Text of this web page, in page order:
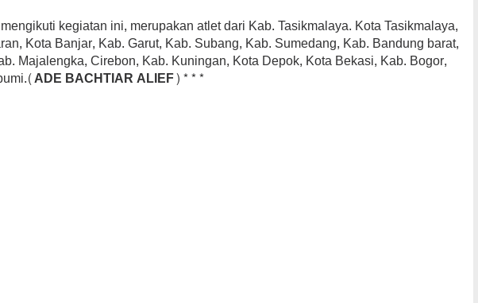
kegiatan ini, merupakan atlet dari Kab. Tasikmalaya. Kota Tasikmalaya,
Kota Banjar, Kab. Garut, Kab. Subang, Kab. Sumedang, Kab. Bandung barat,
Majalengka, Cirebon, Kab. Kuningan, Kota Depok, Kota Bekasi, Kab. Bogor,
(ADE BACHTIAR ALIEF)***